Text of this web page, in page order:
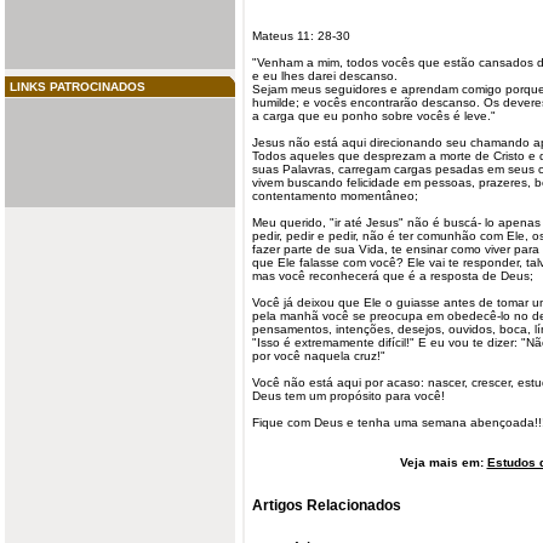
LINKS PATROCINADOS
Mateus 11: 28-30
"Venham a mim, todos vocês que estão cansados
e eu lhes darei descanso
Sejam meus seguidores e aprendam comigo
humilde; e vocês encontrarão descanso. Os
a carga que eu ponho sobre vocês é leve."
Jesus não está aqui direcionando seu chamando
Todos aqueles que desprezam a morte de Cristo
suas Palavras, carregam cargas pesadas em seus
vivem buscando felicidade em pessoas, prazeres,
contentamento momentâneo;
Meu querido, "ir até Jesus" não é buscá- lo apenas
pedir, pedir e pedir, não é ter comunhão com Ele,
fazer parte de sua Vida, te ensinar como viver
que Ele falasse com você? Ele vai te responder,
mas você reconhecerá que é a resposta de Deus;
Você já deixou que Ele o guiasse antes de tomar
pela manhã você se preocupa em obedecê-lo no
pensamentos, intenções, desejos, ouvidos, boca,
"Isso é extremamente difícil!" E eu vou te dizer:
por você naquela cruz!"
Você não está aqui por acaso: nascer, crescer,
Deus tem um propósito para você!
Fique com Deus e tenha uma semana
Veja mais em: Estudos
Artigos Relacionados